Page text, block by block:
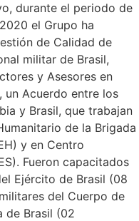
durante el periodo de
el Grupo ha
de Calidad de
militar de Brasil,
y Asesores en
un Acuerdo entre los
y Brasil, que trabajan
de la Brigada
y en Centro
Fueron capacitados
Ejército de Brasil (08
del Cuerpo de
de Brasil (02